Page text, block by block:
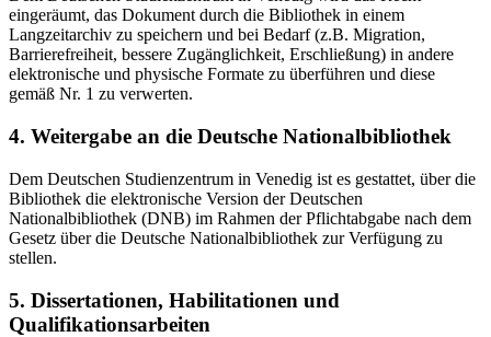
eingeräumt, das Dokument durch die Bibliothek in einem
Langzeitarchiv zu speichern und bei Bedarf (z.B. Migration,
Barrierefreiheit, bessere Zugänglichkeit, Erschließung) in andere
elektronische und physische Formate zu überführen und diese
gemäß Nr. 1 zu verwerten.
4. Weitergabe an die Deutsche Nationalbibliothek
Dem Deutschen Studienzentrum in Venedig ist es gestattet, über die
Bibliothek die elektronische Version der Deutschen
Nationalbibliothek (DNB) im Rahmen der Pflichtabgabe nach dem
Gesetz über die Deutsche Nationalbibliothek zur Verfügung zu
stellen.
5. Dissertationen, Habilitationen und
Qualifikationsarbeiten